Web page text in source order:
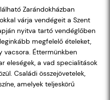
Zarándokházban
várja vendégeit a Szent
nyitva tartó vendéglőben
megfelelő ételeket,
vacsora. Éttermünkben
eleségek, a vad specialitások
Családi összejövetelek,
amelyek teljeskörű